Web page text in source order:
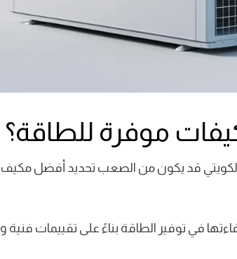
الكويتي قد يكون من الصعب تحديد أفضل